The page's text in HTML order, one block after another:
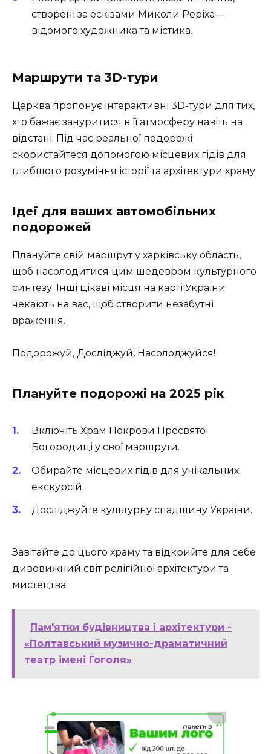
створені за ескізами Миколи Реріха—
відомого художника та містика.
Маршрути та 3D-тури
Церква пропонує інтерактивні 3D-тури для тих,
хто бажає зануритися в її атмосферу навіть на
відстані. Під час реальної подорожі
скористайтеся допомогою місцевих гідів для
глибшого розуміння історії та архітектури храму.
Ідеї для ваших автомобільних
подорожей
Плануйте свій маршрут у харківську область,
щоб насолодитися цим шедевром культурного
синтезу. Інші цікаві місця на карті України
чекають на вас, щоб створити незабутні
враження.
Подорожуй, Досліджуй, Насолоджуйся!
Плануйте подорожі на 2025 рік
Включіть Храм Покрови Пресвятої
Богородиці у свої маршрути.
Обирайте місцевих гідів для унікальних
екскурсій.
Досліджуйте культурну спадщину України.
Завітайте до цього храму та відкрийте для себе
дивовижний світ релігійної архітектури та
мистецтва.
Пам'ятки будівництва і архітектури -
«Полтавський музично-драматичний
театр імені Гоголя»